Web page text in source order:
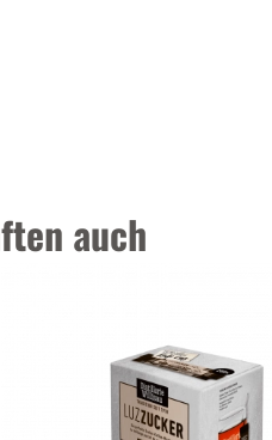
auch